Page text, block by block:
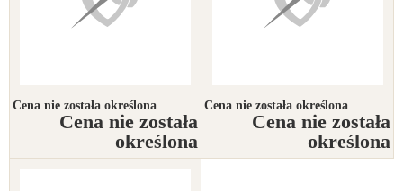
Cena nie została określona
Cena nie została
określona
Cena nie została określona
Cena nie została
określona